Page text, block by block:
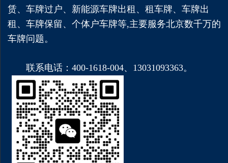
赁、车牌过户、新能源车牌出租、租车牌、车牌出
租、车牌保留、个体户车牌等,主要服务北京数千万的
车牌问题。
联系电话：400-1618-004、13031093363。